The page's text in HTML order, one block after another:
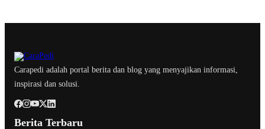
Carapedi adalah portal berita dan blog yang menyajikan informasi,
inspirasi dan solusi.
Berita Terbaru